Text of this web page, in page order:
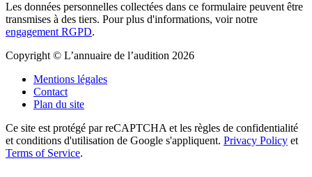
Les données personnelles collectées dans ce formulaire peuvent être
transmises à des tiers. Pour plus d'informations, voir notre
engagement RGPD.
Copyright © L’annuaire de l’audition 2026
Mentions légales
Contact
Plan du site
Ce site est protégé par reCAPTCHA et les règles de confidentialité
et conditions d'utilisation de Google s'appliquent. Privacy Policy et
Terms of Service.